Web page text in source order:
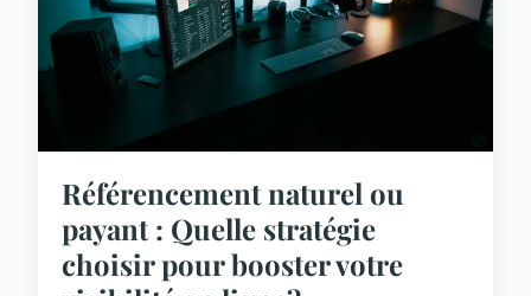
Référencement naturel ou
payant : Quelle stratégie
choisir pour booster votre